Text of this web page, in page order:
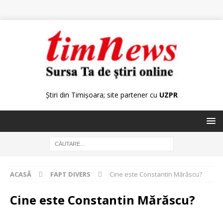
Știri din Timișoara; site partener cu UZPR
ACASĂ FAPT DIVERS Cine este Constantin Mărăscu?
Cine este Constantin Mărăscu?